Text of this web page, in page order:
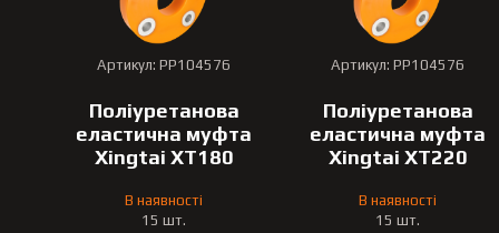
Артикул: PP104576
Поліуретанова
еластична муфта
Xingtai XT180
В наявності
15 шт.
Артикул: PP104576
Поліуретанова
еластична муфта
Xingtai XT220
В наявності
15 шт.